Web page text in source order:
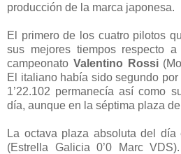
producción de la marca japonesa.
El primero de los cuatro pilotos
sus mejores tiempos respecto
campeonato Valentino Rossi
El italiano había sido segundo
1’22.102 permanecía así como
día, aunque en la séptima plaza
La octava plaza absoluta del
(Estrella Galicia 0’0 Marc